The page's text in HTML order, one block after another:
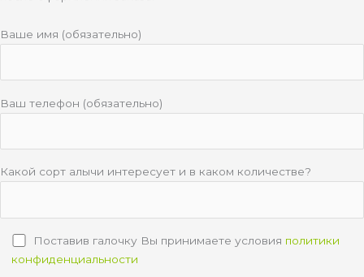
Ваше имя (обязательно)
Ваш телефон (обязательно)
Какой сорт алычи интересует и в каком количестве?
Поставив галочку Вы принимаете условия политики
конфиденциальности